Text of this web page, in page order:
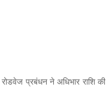
प्रबंधन ने अधिभार राशि की